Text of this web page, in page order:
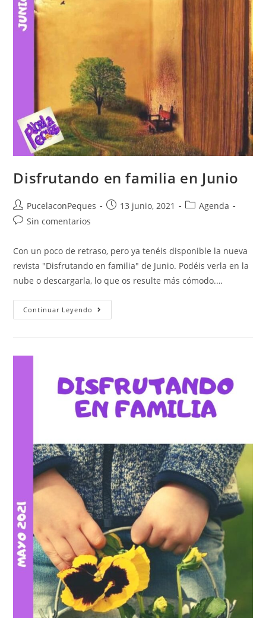
Disfrutando en familia en Junio
PucelaconPeques 13 junio, 2021
Agenda
Sin comentarios
Con un poco de retraso, pero ya tenéis disponible la nueva
revista "Disfrutando en familia" de Junio. Podéis verla en la
nube o descargarla, lo que os resulte más cómodo.…
Continuar Leyendo